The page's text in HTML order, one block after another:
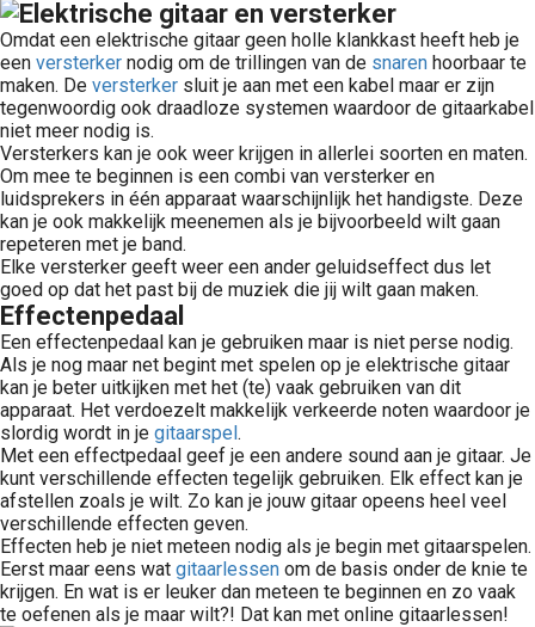
Omdat een elektrische gitaar geen holle klankkast heeft heb je
een versterker nodig om de trillingen van de snaren hoorbaar te
maken. De versterker sluit je aan met een kabel maar er zijn
tegenwoordig ook draadloze systemen waardoor de gitaarkabel
niet meer nodig is.
Versterkers kan je ook weer krijgen in allerlei soorten en maten.
Om mee te beginnen is een combi van versterker en
luidsprekers in één apparaat waarschijnlijk het handigste. Deze
kan je ook makkelijk meenemen als je bijvoorbeeld wilt gaan
repeteren met je band.
Elke versterker geeft weer een ander geluidseffect dus let
goed op dat het past bij de muziek die jij wilt gaan maken.
Effectenpedaal
Een effectenpedaal kan je gebruiken maar is niet perse nodig.
Als je nog maar net begint met spelen op je elektrische gitaar
kan je beter uitkijken met het (te) vaak gebruiken van dit
apparaat. Het verdoezelt makkelijk verkeerde noten waardoor je
slordig wordt in je gitaarspel.
Met een effectpedaal geef je een andere sound aan je gitaar. Je
kunt verschillende effecten tegelijk gebruiken. Elk effect kan je
afstellen zoals je wilt. Zo kan je jouw gitaar opeens heel veel
verschillende effecten geven.
Effecten heb je niet meteen nodig als je begin met gitaarspelen.
Eerst maar eens wat gitaarlessen om de basis onder de knie te
krijgen. En wat is er leuker dan meteen te beginnen en zo vaak
te oefenen als je maar wilt?! Dat kan met online gitaarlessen!